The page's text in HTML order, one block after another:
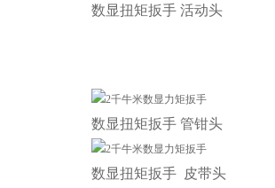
数显扭矩扳手 活动头
数显扭矩扳手 管钳头
数显扭矩扳手 皮带头